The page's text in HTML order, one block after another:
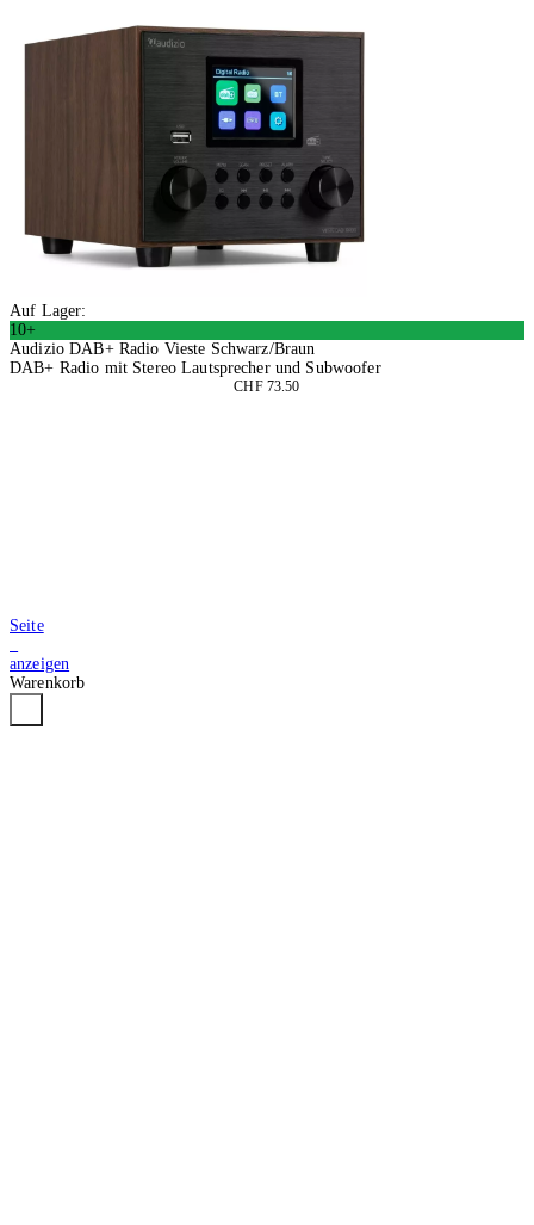
Auf Lager:
10+
Audizio DAB+ Radio Vieste Schwarz/Braun
DAB+ Radio mit Stereo Lautsprecher und Subwoofer
CHF 73.50
Seite
anzeigen
Warenkorb